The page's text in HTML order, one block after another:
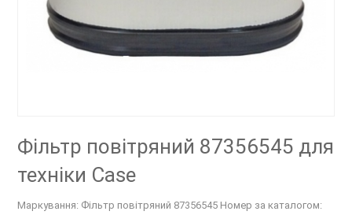
Фільтр повітряний 87356545 для
техніки Case
Маркування: Фільтр повітряний 87356545 Номер за каталогом: